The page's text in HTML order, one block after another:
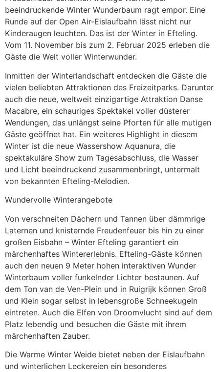
beeindruckende Winter Wunderbaum ragt empor. Eine
Runde auf der Open Air-Eislaufbahn lässt nicht nur
Kinderaugen leuchten. Das ist der Winter in Efteling.
Vom 11. November bis zum 2. Februar 2025 erleben die
Gäste die Welt voller Winterwunder.
Inmitten der Winterlandschaft entdecken die Gäste die
vielen beliebten Attraktionen des Freizeitparks. Darunter
auch die neue, weltweit einzigartige Attraktion Danse
Macabre, ein schauriges Spektakel voller düsterer
Wendungen, das unlängst seine Pforten für alle mutigen
Gäste geöffnet hat. Ein weiteres Highlight in diesem
Winter ist die neue Wassershow Aquanura, die
spektakuläre Show zum Tagesabschluss, die Wasser
und Licht beeindruckend zusammenbringt, untermalt
von bekannten Efteling-Melodien.
Wundervolle Winterangebote
Von verschneiten Dächern und Tannen über dämmrige
Laternen und knisternde Freudenfeuer bis hin zu einer
großen Eisbahn – Winter Efteling garantiert ein
märchenhaftes Wintererlebnis. Efteling-Gäste können
auch den neuen 9 Meter hohen interaktiven Wunder
Winterbaum voller funkelnder Lichter bestaunen. Auf
dem Ton van de Ven-Plein und in Ruigrijk können Groß
und Klein sogar selbst in lebensgroße Schneekugeln
eintreten. Auch die Elfen von Droomvlucht sind auf dem
Platz lebendig und besuchen die Gäste mit ihrem
märchenhaften Zauber.
Die Warme Winter Weide bietet neben der Eislaufbahn
und winterlichen Leckereien ein besonderes